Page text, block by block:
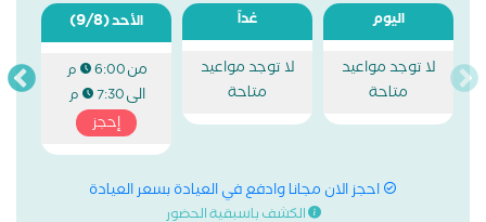
اليوم
لا توجد مواعيد
متاحة
غداً
لا توجد مواعيد
متاحة
الأحد(9/8)
من6:00 م
الى7:30 م
إحجز
احجز الان مجانا وادفع في العيادة بسعر العيادة
الكشف باسبقية الحضور